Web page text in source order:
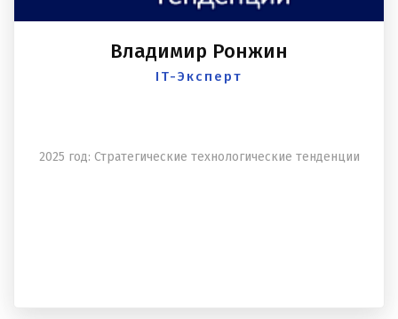
Владимир Ронжин
IT-Эксперт
2025 год: Стратегические технологические тенденции